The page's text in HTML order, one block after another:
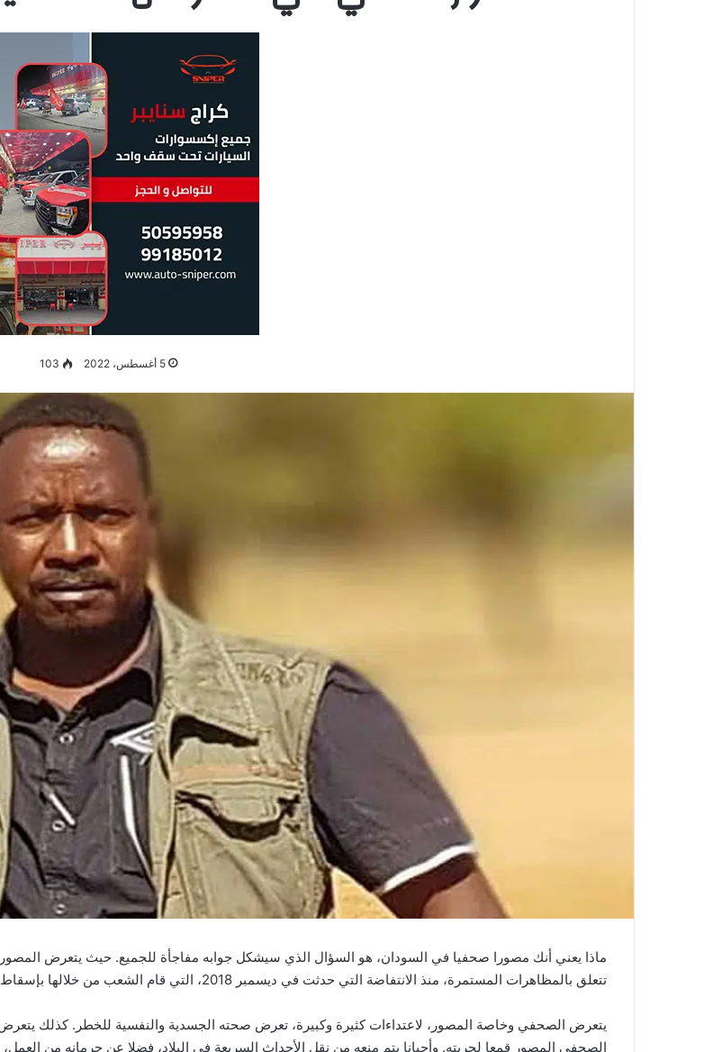
5 أغسطس، 2022 103
ماذا يعني أنك مصورا صحفيا في السودان، هو السؤال الذي سيشكل جوابه مفاجأة للجميع. حيث يتعرض المصور
تتعلق بالمظاهرات المستمرة، منذ الانتفاضة التي حدثت في ديسمبر 2018، التي قام الشعب من خلالها بإسقاط حكم البشير الذي دام ثلاثين عاما وحتى الآن.
يتعرض الصحفي وخاصة المصور، لاعتداءات كثيرة وكبيرة، تعرض صحته الجسدية والنفسية للخطر. كذلك
الصحفي المصور قمعا لحريته. وأحيانا يتم منعه من نقل الأحداث السريعة في البلاد، فضلا عن حرمانه من